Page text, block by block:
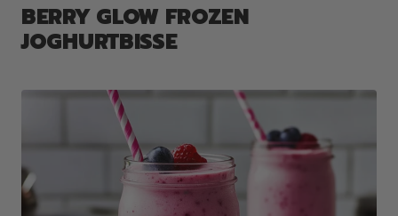
BERRY GLOW FROZEN
JOGHURTBISSE